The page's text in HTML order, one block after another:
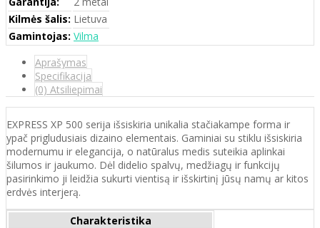
Kilmės šalis: Lietuva
Gamintojas: Vilma
Aprašymas
Specifikacija
(0) Atsiliepimai
EXPRESS XP 500 serija išsiskiria unikalia stačiakampe forma ir
ypač prigludusiais dizaino elementais. Gaminiai su stiklu išsiskiria
modernumu ir elegancija, o natūralus medis suteikia aplinkai
šilumos ir jaukumo. Dėl didelio spalvų, medžiagų ir funkcijų
pasirinkimo ji leidžia sukurti vientisą ir išskirtinį jūsų namų ar kitos
erdvės interjerą.
Charakteristika